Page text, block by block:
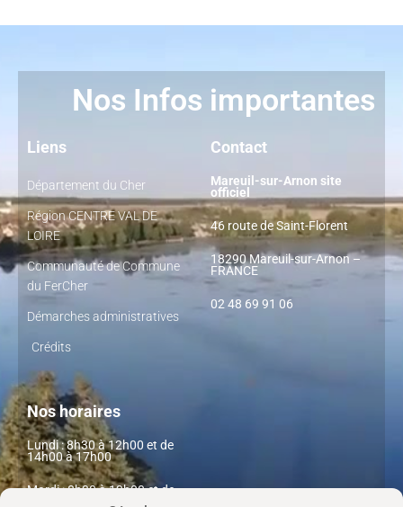
Nos Infos importantes
Liens
Département du Cher
Région CENTRE VAL DE
LOIRE
Communauté de Commune
du FerCher
Démarches administratives
Crédits
Contact
Mareuil-sur-Arnon site
officiel
46 route de Saint-Florent
18290 Mareuil-sur-Arnon –
FRANCE
02 48 69 91 06
Nos horaires
Lundi : 8h30 à 12h00 et de
14h00 à 17h00
Mardi : 8h30 à 12h00 et de